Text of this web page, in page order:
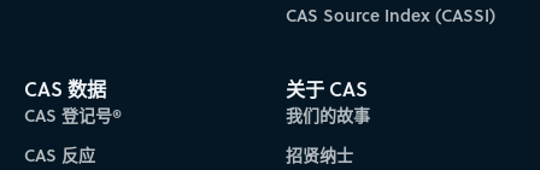
CAS Source Index (CASSI)
CAS 数据
CAS 登记号®
CAS 反应
关于 CAS
我们的故事
招贤纳士